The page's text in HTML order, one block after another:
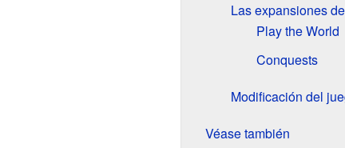
Las expansiones
Play the World
Conquests
Modificación del
Véase también